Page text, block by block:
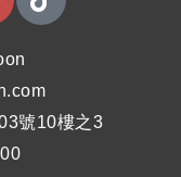
號10樓之3